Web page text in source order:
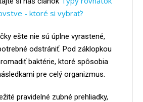
- ktoré si vybrať?
ešte nie sú úplne vyrastené,
odstrániť. Pod záklopkou
baktérie, ktoré spôsobia
pre celý organizmus.
pravidelné zubné prehliadky,